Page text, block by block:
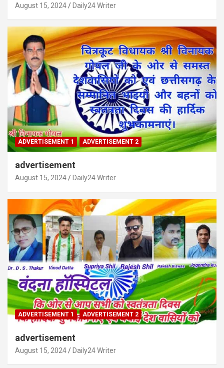
August 15, 2024 Daily24 Writer
ADVERTISEMENT 1 ADVERTISEMENT 2
advertisement
August 15, 2024 Daily24 Writer
ADVERTISEMENT 1 ADVERTISEMENT 2
advertisement
August 15, 2024 Daily24 Writer